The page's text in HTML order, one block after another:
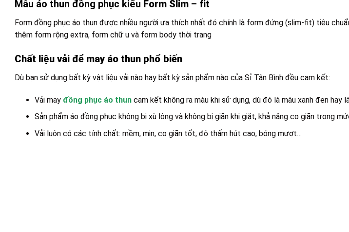
Mẫu áo thun đồng phục kiểu Form Slim – fit
Form đồng phục áo thun được nhiều người ưa thích nhất đó chính là form đứng (slim-fit) tiêu
thêm form rộng extra, form chữ u và form body thời trang
Chất liệu vải để may áo thun phổ biến
Dù bạn sử dụng bất kỳ vật liệu vải nào hay bất kỳ sản phẩm nào của Sỉ Tân Bình đều cam kết:
Vải may đồng phục áo thuncam kết không ra màu khi sử dụng, dù đó là màu xanh đen hay
Sản phẩm áo đồng phục không bị xù lông và không bị giãn khi giặt, khả năng co giãn trong
Vải luôn có các tính chất: mềm, mịn, co giãn tốt, độ thấm hút cao, bóng mượt…